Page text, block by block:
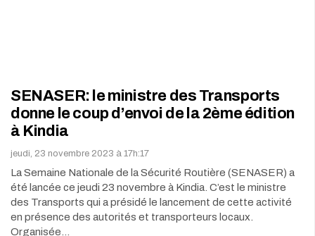
SENASER: le ministre des Transports
donne le coup d’envoi de la 2ème édition
à Kindia
jeudi, 23 novembre 2023 à 17h:17
La Semaine Nationale de la Sécurité Routière (SENASER) a
été lancée ce jeudi 23 novembre à Kindia. C’est le ministre
des Transports qui a présidé le lancement de cette activité
en présence des autorités et transporteurs locaux.
Organisée…